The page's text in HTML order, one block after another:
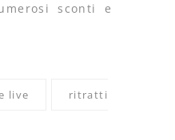
sconti e
live
ritratti